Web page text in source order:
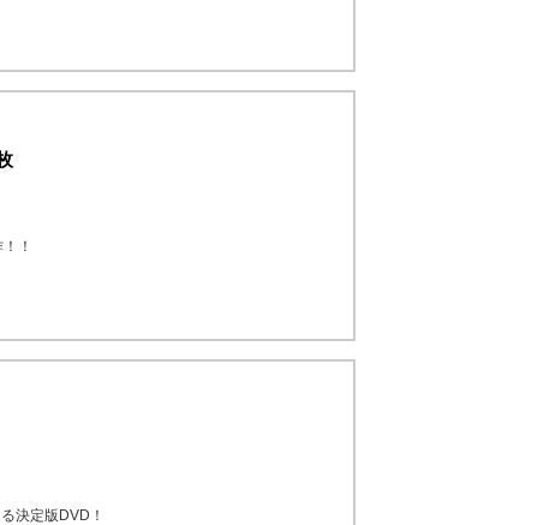
！
決定版DVD！